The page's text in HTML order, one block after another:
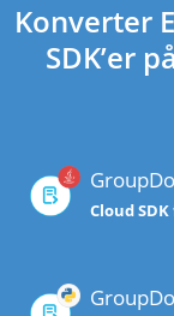
Konverter
SDK’er
Cloud SDK